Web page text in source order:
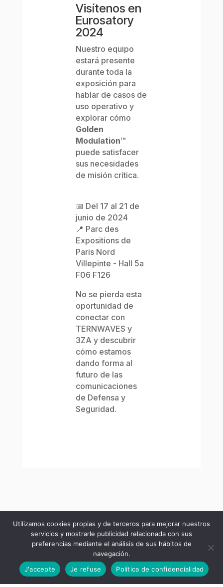
Visítenos en
Eurosatory
2024
Nuestro equipo
estará presente
durante toda la
exposición para
hablar de casos de
uso operativo y
explorar cómo
Golden
Modulation™
puede satisfacer
sus necesidades
de misión crítica.
📅 Del 17 al 21 de
junio de 2024
📍 Parc des
Expositions de
Paris Nord
Villepinte - Hall 5a
F06 F126
No se pierda esta
oportunidad de
conectar con
TERNWAVES y
3ZA y descubrir
cómo estamos
dando forma al
futuro de las
comunicaciones
de Defensa y
Seguridad.
Utilizamos cookies propias y de terceros para mejorar nuestros
servicios y mostrarle publicidad relacionada con sus
preferencias mediante el análisis de sus hábitos de
navegación.
J'accepte
Je refuse Política de confidencialidad
Español